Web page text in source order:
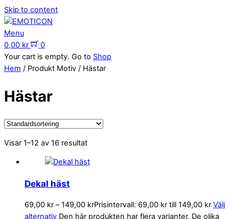
Skip to content
Menu
0,00 kr
0
Your cart is empty. Go to Shop
Hem / Produkt Motiv / Hästar
Hästar
Visar 1–12 av 16 resultat
Dekal häst
69,00 kr – 149,00 krPrisintervall: 69,00 kr till 149,00 kr Välj
alternativ Den här produkten har flera varianter. De olika